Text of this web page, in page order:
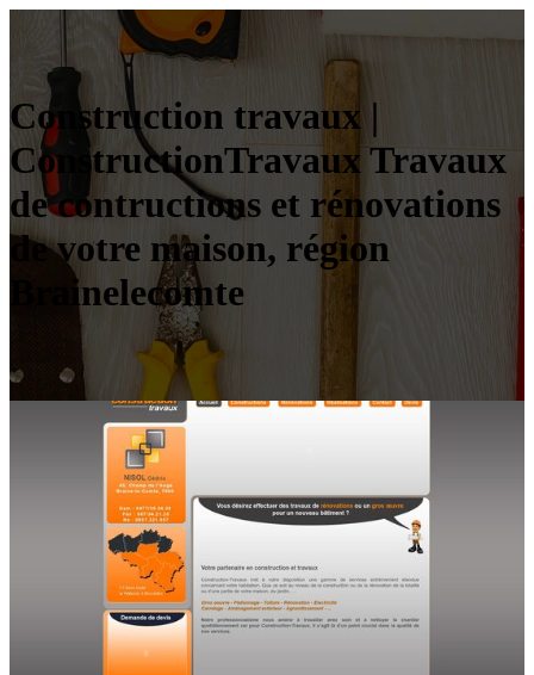
Construction travaux |
ConstructionTravaux Travaux
de contructions et rénovations
de votre maison, région
Brainelecomte